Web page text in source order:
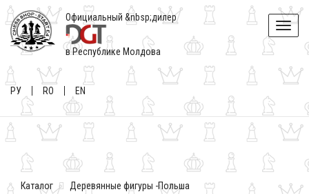
Toggle
Официальный &nbsp;дилер
в Республике Молдова
РУ RO EN
Каталог
Деревянные фигуры -Польша